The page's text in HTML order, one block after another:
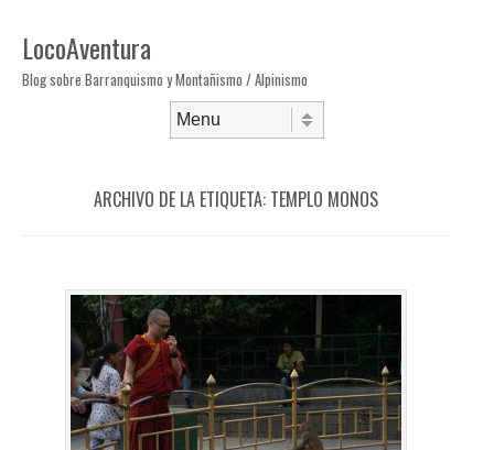
LocoAventura
Blog sobre Barranquismo y Montañismo / Alpinismo
ARCHIVO DE LA ETIQUETA: TEMPLO MONOS